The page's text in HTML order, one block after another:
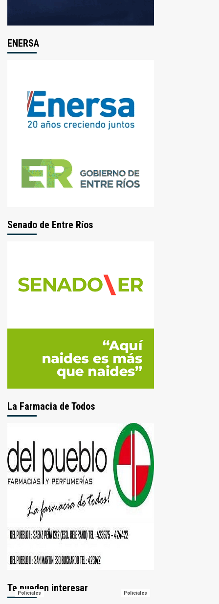
ENERSA
Senado de Entre Ríos
La Farmacia de Todos
Te pueden interesar
Policiales Policiales